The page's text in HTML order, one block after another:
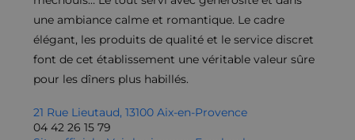
une ambiance calme et romantique. Le cadre
élégant, les produits de qualité et le service discret
font de cet établissement une véritable valeur sûre
pour les dîners plus habillés.
21 Rue Lieutaud, 13100 Aix-en-Provence
04 42 26 15 79